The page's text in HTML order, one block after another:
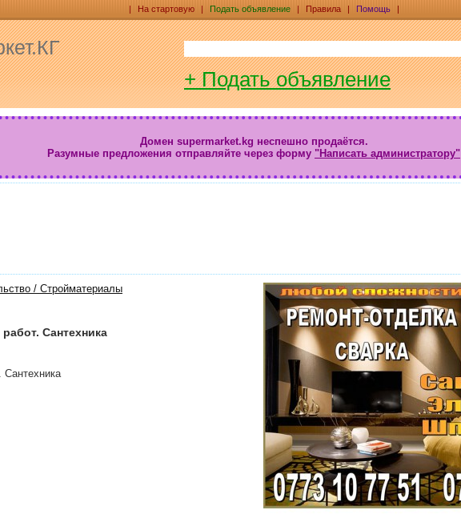
| На стартовую | Подать объявление | Правила | Помощь |
+ Подать объявление
Домен supermarket.kg неспешно продаётся.
Разумные предложения отправляйте через форму "Написать администратору"
/ Стройматериалы
Сантехника
Сантехника